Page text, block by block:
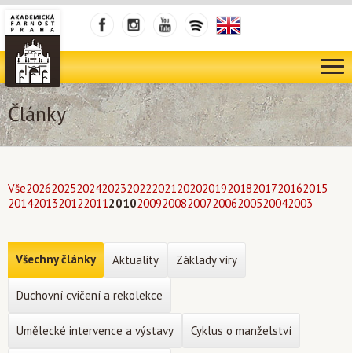
Články
Vše202620252024202320222021202020192018201720162015
201420132012201120102009200820072006200520042003
Všechny články Aktuality Základy víry
Duchovní cvičení a rekolekce
Umělecké intervence a výstavy Cyklus o manželství